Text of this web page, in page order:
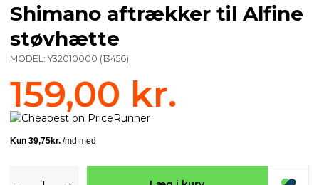
Shimano aftrækker til Alfine
støvhætte
MODEL: Y32010000 (13456)
159,00 kr.